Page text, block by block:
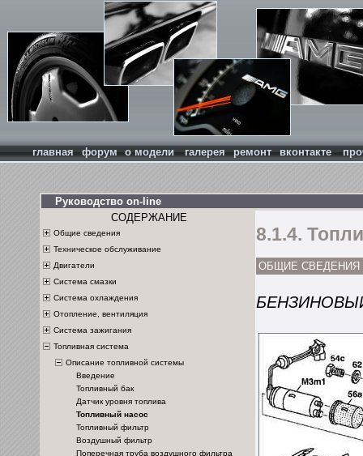
главная форум о модели галерея ремонт вконтакте
Руководство on-line
СОДЕРЖАНИЕ
Общие сведения
Техническое обслуживание
Двигатели
Система смазки
Система охлаждения
Отопление, вентиляция
Система зажигания
Топливная система
Описание топливной системы
Введение
Топливный бак
Датчик уровня топлива
Топливный насос
Топливный фильтр
Воздушный фильтр
Поперечная труба воздушного фильтра
8.1.4.
ОБЩИЕ СВЕДЕНИЯ